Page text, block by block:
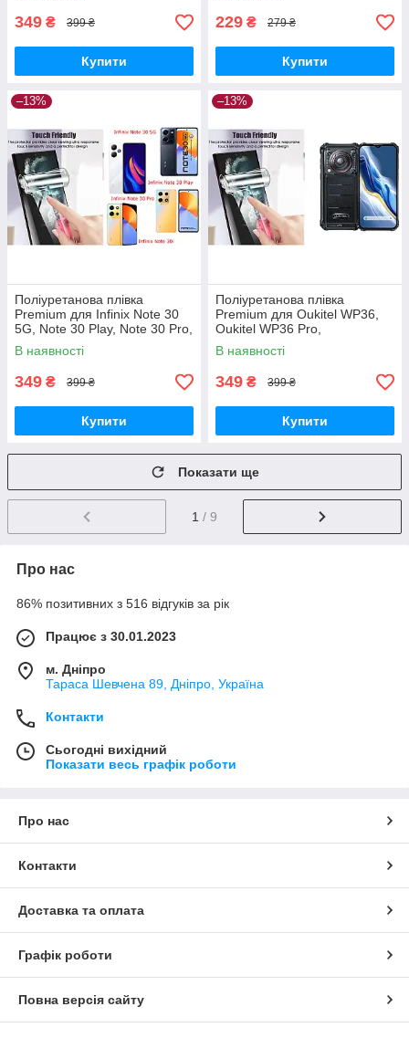
349 ₴ 399 ₴
Купити
229 ₴ 279 ₴
Купити
–13%
Поліуретанова плівка
Premium для Infinix Note 30
5G, Note 30 Play, Note 30 Pro,
Note 30i, преміальний захист
В наявності
349 ₴ 399 ₴
Купити
–13%
Поліуретанова плівка
Premium для Oukitel WP36,
Oukitel WP36 Pro,
преміальний захист
В наявності
349 ₴ 399 ₴
Купити
Показати ще
1 / 9
Про нас
86% позитивних з 516 відгуків за рік
Працює з 30.01.2023
м. Дніпро
Тараса Шевчена 89, Дніпро, Україна
Контакти
Сьогодні вихідний
Показати весь графік роботи
Про нас
Контакти
Доставка та оплата
Графік роботи
Повна версія сайту